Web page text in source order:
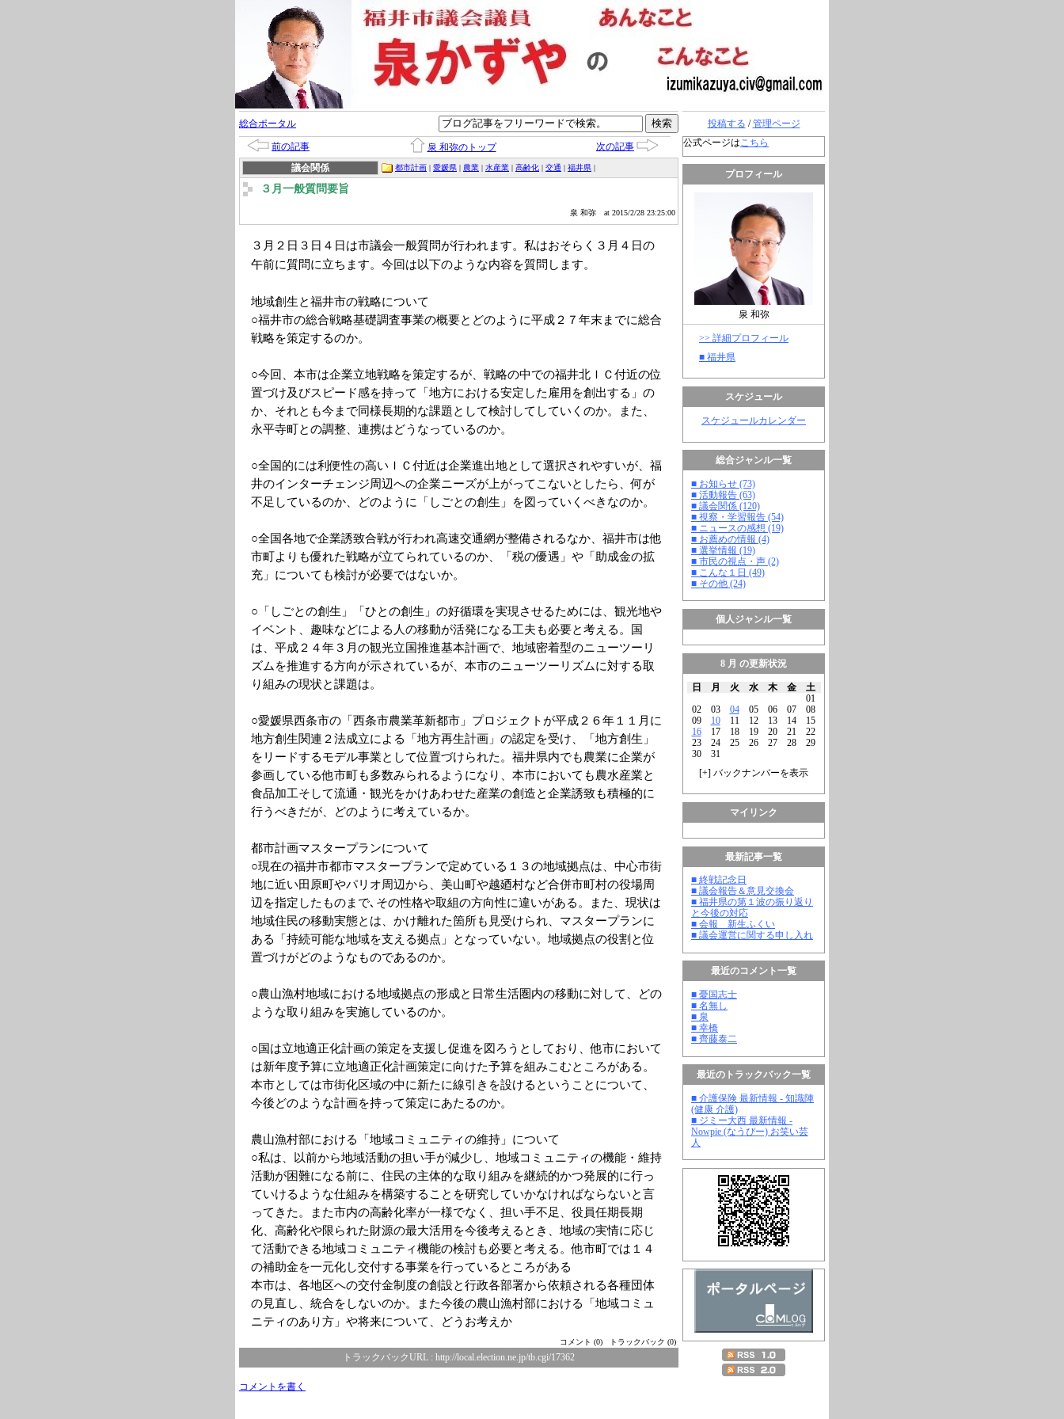
投稿する /管理ページ
公式ページはこちら
プロフィール
泉 和弥
>> 詳細プロフィール
■ 福井県
スケジュール
スケジュールカレンダー
総合ジャンル一覧
■ お知らせ (73)
■ 活動報告 (63)
■ 議会関係 (120)
■ 視察・学習報告 (54)
■ ニュースの感想 (19)
■ お薦めの情報 (4)
■ 選挙情報 (19)
■ 市民の視点・声 (2)
■ こんな１日 (49)
■ その他 (24)
個人ジャンル一覧
8 月 の更新状況
日 月 火 水 木 金
土
01
02
03 04 05 06 07
08
09
10 11 12 13 14
15
16
17 18 19 20 21
22
23
24 25 26 27 28
29
30
31
[+] バックナンバーを表示
マイリンク
最新記事一覧
■ 終戦記念日
■ 議会報告＆意見交換会
■ 福井県の第１波の振り返り
と今後の対応
■ 会報 新生ふくい
■ 議会運営に関する申し入れ
最近のコメント一覧
■ 憂国志士
■ 名無し
■ 泉
■ 幸橋
■ 齊藤泰二
最近のトラックバック一覧
■ 介護保険 最新情報 - 知識陣
(健康 介護)
■ ジミー大西 最新情報 -
Nowpie (なうぴー) お笑い芸
人
総合ポータル
前の記事 泉 和弥のトップ
次の記事
議会関係
都市計画 | 愛媛県 | 農業 | 水産業 | 高齢化 | 交通 | 福井県 |
３月一般質問要旨
泉 和弥 at 2015/2/28 23:25:00
３月２日３日４日は市議会一般質問が行われます。私はおそらく３月４日の
午前に質問に立ちます。今回は以下のような内容を質問します。
地域創生と福井市の戦略について
○福井市の総合戦略基礎調査事業の概要とどのように平成２７年末までに総合
戦略を策定するのか。
○今回、本市は企業立地戦略を策定するが、戦略の中での福井北ＩＣ付近の位
置づけ及びスピード感を持って「地方における安定した雇用を創出する」の
か、それとも今まで同様長期的な課題として検討してしていくのか。また、
永平寺町との調整、連携はどうなっているのか。
○全国的には利便性の高いＩＣ付近は企業進出地として選択されやすいが、福
井のインターチェンジ周辺への企業ニーズが上がってこないとしたら、何が
不足しているのか、どのように「しごとの創生」を図っていくべきなのか。
○全国各地で企業誘致合戦が行われ高速交通網が整備されるなか、福井市は他
市町よりも優れた戦略が立てられているのか、「税の優遇」や「助成金の拡
充」についても検討が必要ではないか。
○「しごとの創生」「ひとの創生」の好循環を実現させるためには、観光地や
イベント、趣味などによる人の移動が活発になる工夫も必要と考える。国
は、平成２４年３月の観光立国推進基本計画で、地域密着型のニューツーリ
ズムを推進する方向が示されているが、本市のニューツーリズムに対する取
り組みの現状と課題は。
○愛媛県西条市の「西条市農業革新都市」プロジェクトが平成２６年１１月に
地方創生関連２法成立による「地方再生計画」の認定を受け、「地方創生」
をリードするモデル事業として位置づけられた。福井県内でも農業に企業が
参画している他市町も多数みられるようになり、本市においても農水産業と
食品加工そして流通・観光をかけあわせた産業の創造と企業誘致も積極的に
行うべきだが、どのように考えているか。
都市計画マスタープランについて
○現在の福井市都市マスタープランで定めている１３の地域拠点は、中心市街
地に近い田原町やパリオ周辺から、美山町や越廼村など合併市町村の役場周
辺を指定したものまで､その性格や取組の方向性に違いがある。また、現状は
地域住民の移動実態とは、かけ離れた箇所も見受けられ、マスタープランに
ある「持続可能な地域を支える拠点」となっていない。地域拠点の役割と位
置づけがどのようなものであるのか。
○農山漁村地域における地域拠点の形成と日常生活圏内の移動に対して、どの
ような取り組みを実施しているのか。
○国は立地適正化計画の策定を支援し促進を図ろうとしており、他市において
は新年度予算に立地適正化計画策定に向けた予算を組みこむところがある。
本市としては市街化区域の中に新たに線引きを設けるということについて、
今後どのような計画を持って策定にあたるのか。
農山漁村部における「地域コミュニティの維持」について
○私は、以前から地域活動の担い手が減少し、地域コミュニティの機能・維持
活動が困難になる前に、住民の主体的な取り組みを継続的かつ発展的に行っ
ていけるような仕組みを構築することを研究していかなければならないと言
ってきた。また市内の高齢化率が一様でなく、担い手不足、役員任期長期
化、高齢化や限られた財源の最大活用を今後考えるとき、地域の実情に応じ
て活動できる地域コミュニティ機能の検討も必要と考える。他市町では１４
の補助金を一元化し交付する事業を行っているところがある
本市は、各地区への交付金制度の創設と行政各部署から依頼される各種団体
の見直し、統合をしないのか。また今後の農山漁村部における「地域コミュ
ニティのあり方」や将来について、どうお考えか
コメント (0) トラックバック (0)
トラックバックURL : http://local.election.ne.jp/tb.cgi/17362
コメントを書く